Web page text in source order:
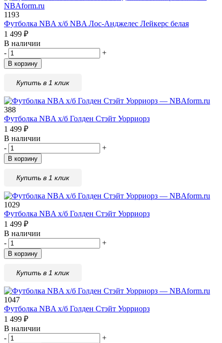
1193
Футболка NBA х/б NBA Лос-Анджелес Лейкерс белая
1 499 ₽
В наличии
-
+
В корзину
Купить в 1 клик
388
Футболка NBA х/б Голден Стэйт Уорриорз
1 499 ₽
В наличии
-
+
В корзину
Купить в 1 клик
1029
Футболка NBA х/б Голден Стэйт Уорриорз
1 499 ₽
В наличии
-
+
В корзину
Купить в 1 клик
1047
Футболка NBA х/б Голден Стэйт Уорриорз
1 499 ₽
В наличии
-
+